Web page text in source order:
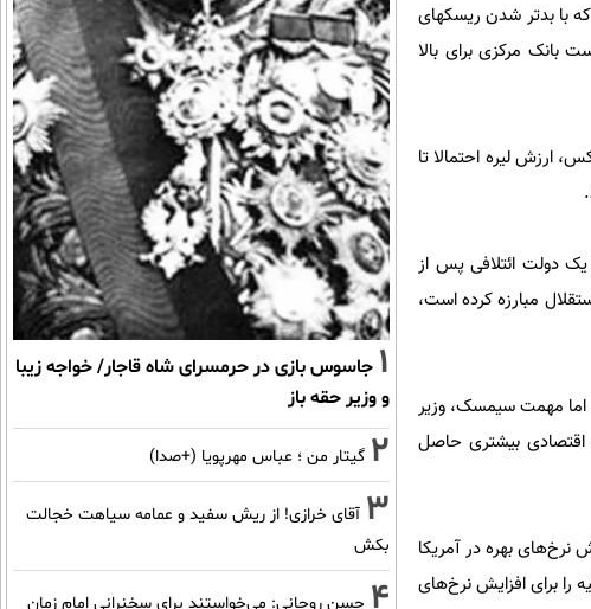
با بدتر شدن ریسکهای
بانک مرکزی برای بالا
ارزش لیره احتمالا تا
دولت ائتلافی پس از
می‌شود. آتش بس سه ساله این کشور با حزب پ.ک.ک که از دهه 1980 برای استقلال مبارزه کرده است،
بینی تحلیلگران بود اما مهمت سیمسک، وزیر
اقتصادی بیشتری حاصل
نرخ‌های بهره در آمریکا
را برای افزایش نرخ‌های
1 جاسوس بازی در حرمسرای شاه قاجار/ خواجه زیبا
و وزیر حقه باز
2 گیتار من ؛ عباس مهرپویا (+صدا)
3 آقای خرازی! از ریش سفید و عمامه سیاهت خجالت
بکش
4 حسن روحانی: می‌خواستند برای سخنرانی امام زمان